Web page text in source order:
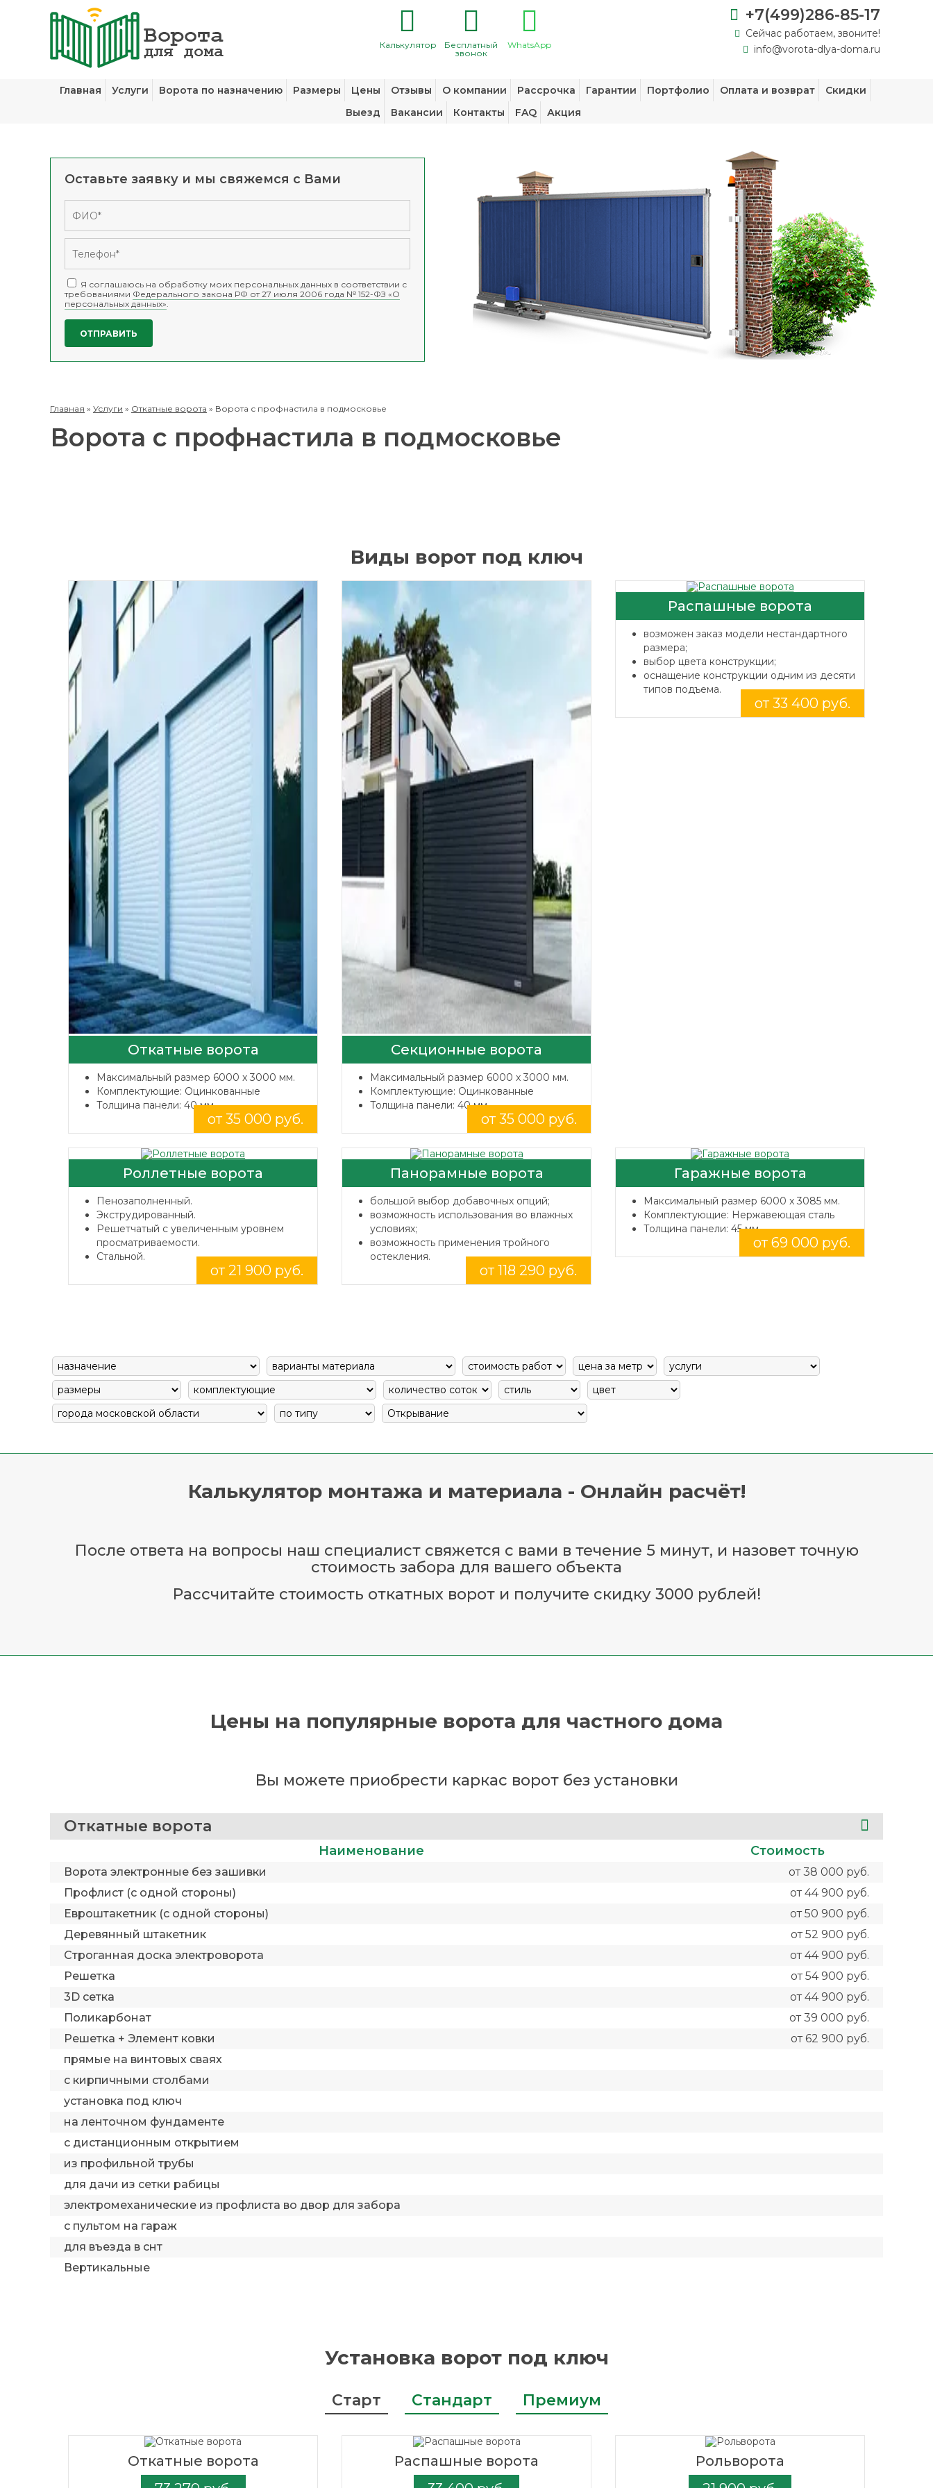
Калькулятор
Бесплатный
звонок
WhatsApp
+7(499)286-85-17
Сейчас работаем, звоните!
info@vorota-dlya-doma.ru
Главная Услуги Ворота по назначению Размеры Цены Отзывы О компании Рассрочка Гарантии Портфолио Оплата и возврат
Скидки
Выезд
Вакансии Контакты FAQ Акция
Оставьте заявку и мы свяжемся с Вами
Я соглашаюсь на обработку моих персональных данных в соответствии с
требованиями Федерального закона РФ от 27 июля 2006 года № 152-ФЗ «О
персональных данных».
Главная » Услуги » Откатные ворота » Ворота с профнастила в подмосковье
Ворота с профнастила в подмосковье
Виды ворот под ключ
Откатные ворота
Максимальный размер 6000 x 3000 мм.
Комплектующие: Оцинкованные
Толщина панели: 40 мм.
от 35 000 руб.
Секционные ворота
Максимальный размер 6000 x 3000 мм.
Комплектующие: Оцинкованные
Толщина панели: 40 мм.
от 35 000 руб.
Распашные ворота
возможен заказ модели нестандартного
размера;
выбор цвета конструкции;
оснащение конструкции одним из десяти
типов подъема.
от 33 400 руб.
Роллетные ворота
Пенозаполненный.
Экструдированный.
Решетчатый с увеличенным уровнем
просматриваемости.
Стальной.
от 21 900 руб.
Панорамные ворота
большой выбор добавочных опций;
возможность использования во влажных
условиях;
возможность применения тройного
остекления.
от 118 290 руб.
Гаражные ворота
Максимальный размер 6000 x 3085 мм.
Комплектующие: Нержавеющая сталь
Толщина панели: 45 мм.
от 69 000 руб.
Калькулятор монтажа и материала - Онлайн расчёт!
После ответа на вопросы наш специалист свяжется с вами в течение 5 минут, и назовет точную
стоимость забора для вашего объекта
Рассчитайте стоимость откатных ворот и получите скидку 3000 рублей!
Цены на популярные ворота для частного дома
Вы можете приобрести каркас ворот без установки
Откатные ворота
Наименование Стоимость
Ворота электронные без зашивки
от 38 000 руб.
Профлист (с одной стороны)
от 44 900 руб.
Евроштакетник (с одной стороны)
от 50 900 руб.
Деревянный штакетник
от 52 900 руб.
Строганная доска электроворота
от 44 900 руб.
Решетка
от 54 900 руб.
3D сетка
от 44 900 руб.
Поликарбонат
от 39 000 руб.
Решетка + Элемент ковки
от 62 900 руб.
прямые на винтовых сваях
с кирпичными столбами
установка под ключ
на ленточном фундаменте
с дистанционным открытием
из профильной трубы
для дачи из сетки рабицы
электромеханические из профлиста во двор для забора
с пультом на гараж
для въезда в снт
Вертикальные
Установка ворот под ключ
Старт Стандарт Премиум
Откатные ворота
Распашные ворота
Рольворота